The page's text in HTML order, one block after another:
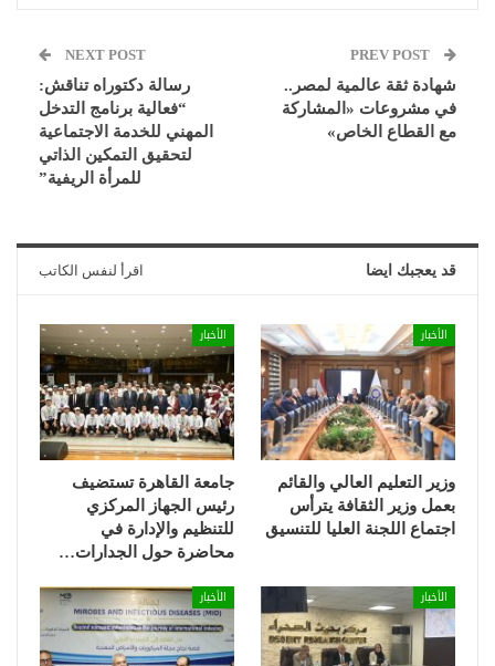
شهادة ثقة عالمية لمصر..
في مشروعات «المشاركة
مع القطاع الخاص»
NEXT POST
رسالة دكتوراه تناقش:
“فعالية برنامج التدخل
المهني للخدمة الاجتماعية
لتحقيق التمكين الذاتي
للمرأة الريفية”
قد يعجبك ايضا اقرأ لنفس الكاتب
الأخبار
وزير التعليم العالي والقائم
بعمل وزير الثقافة يترأس
اجتماع اللجنة العليا للتنسيق
الأخبار
جامعة القاهرة تستضيف
رئيس الجهاز المركزي
للتنظيم والإدارة في
محاضرة حول الجدارات…
الأخبار الأخبار